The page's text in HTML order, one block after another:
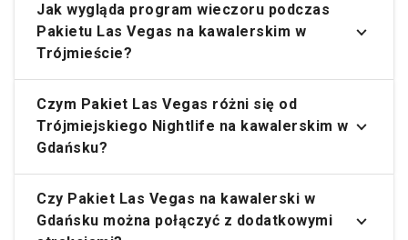
Jak wygląda program wieczoru podczas
Pakietu Las Vegas na kawalerskim w
Trójmieście?
Czym Pakiet Las Vegas różni się od
Trójmiejskiego Nightlife na kawalerskim w
Gdańsku?
Czy Pakiet Las Vegas na kawalerski w
Gdańsku można połączyć z dodatkowymi